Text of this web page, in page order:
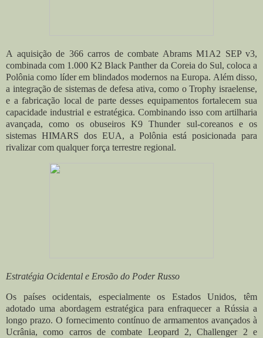
A aquisição de 366 carros de combate Abrams M1A2 SEP v3,
combinada com 1.000 K2 Black Panther da Coreia do Sul, coloca a
Polônia como líder em blindados modernos na Europa. Além disso,
a integração de sistemas de defesa ativa, como o Trophy israelense,
e a fabricação local de parte desses equipamentos fortalecem sua
capacidade industrial e estratégica. Combinando isso com artilharia
avançada, como os obuseiros K9 Thunder sul-coreanos e os
sistemas HIMARS dos EUA, a Polônia está posicionada para
rivalizar com qualquer força terrestre regional.
Estratégia Ocidental e Erosão do Poder Russo
Os países ocidentais, especialmente os Estados Unidos, têm
adotado uma abordagem estratégica para enfraquecer a Rússia a
longo prazo. O fornecimento contínuo de armamentos avançados à
Ucrânia, como carros de combate Leopard 2, Challenger 2 e